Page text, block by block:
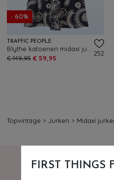
FIRST THINGS
- 60%
TRAFFIC PEOPLE
€ 149,95 € 59,95
252
Topvintage > Jurken > Midaxi